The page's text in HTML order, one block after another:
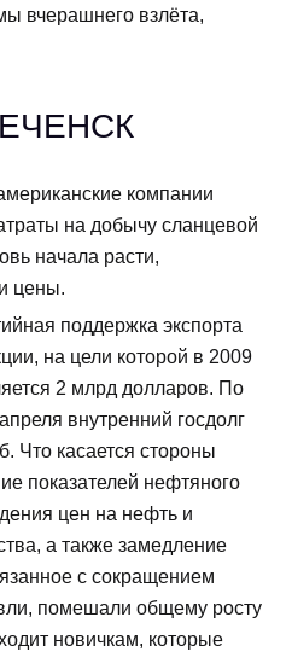
вчерашнего взлёта,
компании
на добычу сланцевой
начала расти,
цены.
поддержка экспорта
на цели которой в 2009
2 млрд долларов. По
внутренний госдолг
Что касается стороны
показателей нефтяного
цен на нефть и
а также замедление
с сокращением
помешали общему росту
новичкам, которые